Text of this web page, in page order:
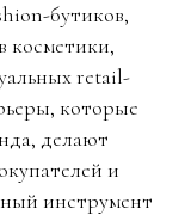
бутиков,
косметики,
retail-
которые
делают
и
инструмент